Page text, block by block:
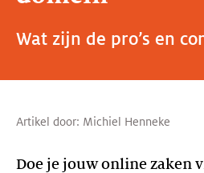
Wat zijn de pro’s en
Artikel door: Michiel Henneke
Doe je jouw online zaken